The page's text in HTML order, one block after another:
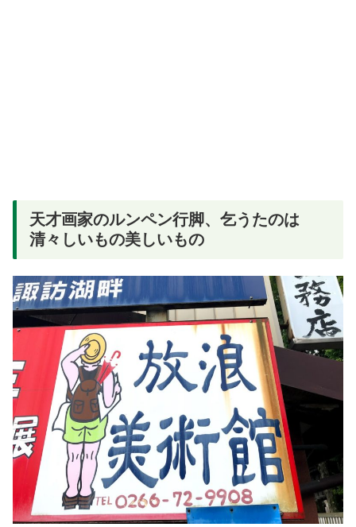
天才画家のルンペン行脚、乞うたのは
清々しいもの美しいもの